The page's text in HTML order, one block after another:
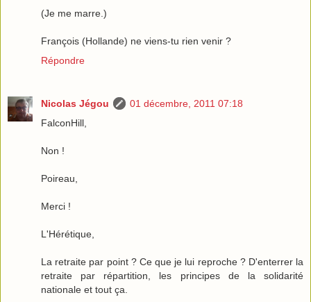
(Je me marre.)
François (Hollande) ne viens-tu rien venir ?
Répondre
Nicolas Jégou
01 décembre, 2011 07:18
FalconHill,
Non !
Poireau,
Merci !
L'Hérétique,
La retraite par point ? Ce que je lui reproche ? D'enterrer la
retraite par répartition, les principes de la solidarité
nationale et tout ça.